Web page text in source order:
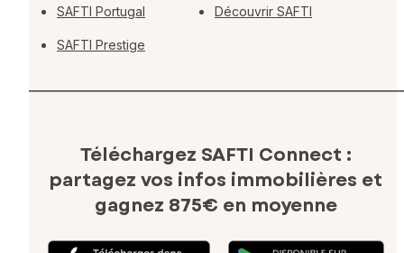
SAFTI Portugal
SAFTI Prestige
Découvrir SAFTI
Téléchargez SAFTI Connect :
partagez vos infos immobilières et
gagnez 875€ en moyenne